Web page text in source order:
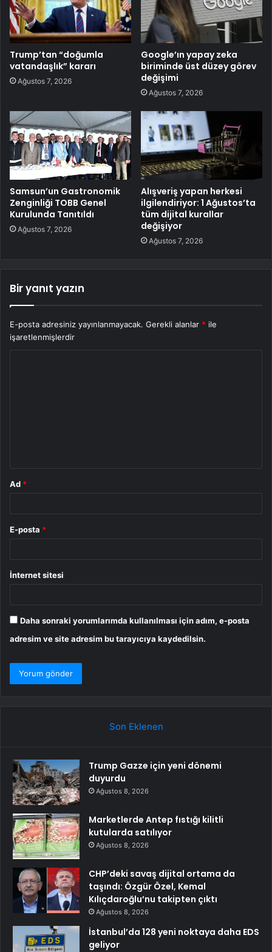
Trump’tan “doğumla
vatandaşlık” kararı
Ağustos 7, 2026
Google’ın yapay zeka
biriminde üst düzey görev
değişimi
Ağustos 7, 2026
Samsun’un Gastronomik
Zenginliği TOBB Genel
Kurulunda Tanıtıldı
Ağustos 7, 2026
Alışveriş yapan herkesi
ilgilendiriyor: 1 Ağustos’ta
tüm dijital kurallar
değişiyor
Ağustos 7, 2026
Bir yanıt yazın
E-posta adresiniz yayınlanmayacak. Gerekli alanlar * ile
işaretlenmişlerdir
Ad *
E-posta *
İnternet sitesi
Daha sonraki yorumlarımda kullanılması için adım, e-posta
adresim ve site adresim bu tarayıcıya kaydedilsin.
Son Eklenen
Trump Gazze için yeni dönemi
duyurdu
Ağustos 8, 2026
Marketlerde Antep fıstığı kilitli
kutularda satılıyor
Ağustos 8, 2026
CHP’deki savaş dijital ortama da
taşındı: Özgür Özel, Kemal
Kılıçdaroğlu’nu takipten çıktı
Ağustos 8, 2026
İstanbul’da 128 yeni noktaya daha EDS
geliyor